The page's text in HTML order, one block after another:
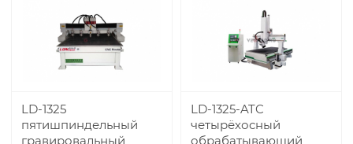
LD-1325
пятишпиндельный
гравировальный
LD-1325-ATC
четырёхосный
обрабатывающий